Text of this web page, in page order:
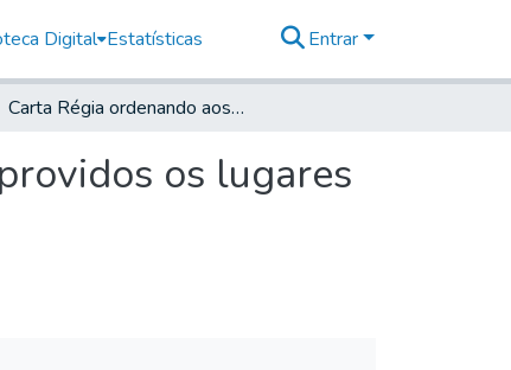
Digital Estatísticas Entrar
Carta Régia ordenando aos Capitães que não sejam providos os lugares de Alferes
os lugares